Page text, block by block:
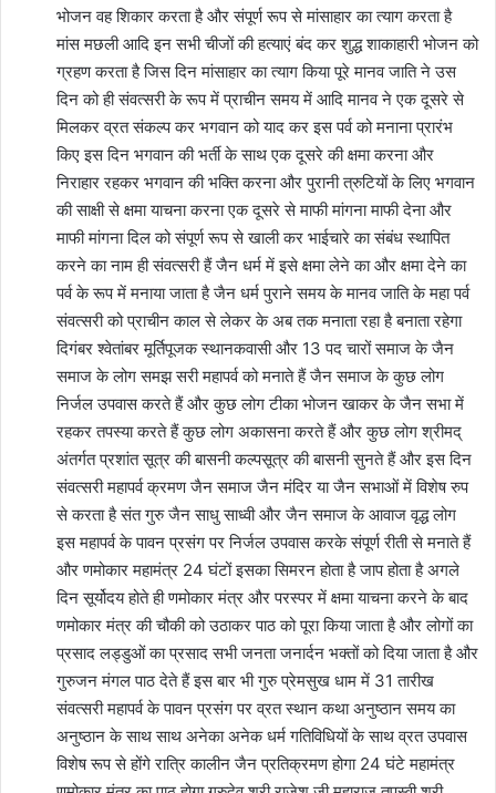
भोजन वह शिकार करता है और संपूर्ण रूप से मांसाहार का त्याग करता है
मांस मछली आदि इन सभी चीजों की हत्याएं बंद कर शुद्ध शाकाहारी भोजन को
ग्रहण करता है जिस दिन मांसाहार का त्याग किया पूरे मानव जाति ने उस
दिन को ही संवत्सरी के रूप में प्राचीन समय में आदि मानव ने एक दूसरे से
मिलकर व्रत संकल्प कर भगवान को याद कर इस पर्व को मनाना प्रारंभ
किए इस दिन भगवान की भर्ती के साथ एक दूसरे की क्षमा करना और
निराहार रहकर भगवान की भक्ति करना और पुरानी त्रुटियों के लिए भगवान
की साक्षी से क्षमा याचना करना एक दूसरे से माफी मांगना माफी देना और
माफी मांगना दिल को संपूर्ण रूप से खाली कर भाईचारे का संबंध स्थापित
करने का नाम ही संवत्सरी हैं जैन धर्म में इसे क्षमा लेने का और क्षमा देने का
पर्व के रूप में मनाया जाता है जैन धर्म पुराने समय के मानव जाति के महा पर्व
संवत्सरी को प्राचीन काल से लेकर के अब तक मनाता रहा है बनाता रहेगा
दिगंबर श्वेतांबर मूर्तिपूजक स्थानकवासी और 13 पद चारों समाज के जैन
समाज के लोग समझ सरी महापर्व को मनाते हैं जैन समाज के कुछ लोग
निर्जल उपवास करते हैं और कुछ लोग टीका भोजन खाकर के जैन सभा में
रहकर तपस्या करते हैं कुछ लोग अकासना करते हैं और कुछ लोग श्रीमद्
अंतर्गत प्रशांत सूत्र की बासनी कल्पसूत्र की बासनी सुनते हैं और इस दिन
संवत्सरी महापर्व क्रमण जैन समाज जैन मंदिर या जैन सभाओं में विशेष रुप
से करता है संत गुरु जैन साधु साध्वी और जैन समाज के आवाज वृद्ध लोग
इस महापर्व के पावन प्रसंग पर निर्जल उपवास करके संपूर्ण रीती से मनाते हैं
और णमोकार महामंत्र 24 घंटों इसका सिमरन होता है जाप होता है अगले
दिन सूर्योदय होते ही णमोकार मंत्र और परस्पर में क्षमा याचना करने के बाद
णमोकार मंत्र की चौकी को उठाकर पाठ को पूरा किया जाता है और लोगों का
प्रसाद लड्डुओं का प्रसाद सभी जनता जनार्दन भक्तों को दिया जाता है और
गुरुजन मंगल पाठ देते हैं इस बार भी गुरु प्रेमसुख धाम में 31 तारीख
संवत्सरी महापर्व के पावन प्रसंग पर व्रत स्थान कथा अनुष्ठान समय का
अनुष्ठान के साथ साथ अनेका अनेक धर्म गतिविधियों के साथ व्रत उपवास
विशेष रूप से होंगे रात्रि कालीन जैन प्रतिक्रमण होगा 24 घंटे महामंत्र